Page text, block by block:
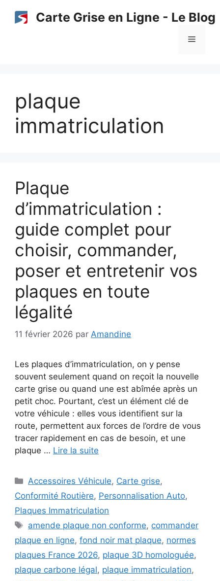
Carte Grise en Ligne - Le Blog
Menu
plaque
immatriculation
Plaque
d’immatriculation :
guide complet pour
choisir, commander,
poser et entretenir vos
plaques en toute
légalité
11 février 2026 par Amandine
Les plaques d’immatriculation, on y pense
souvent seulement quand on reçoit la nouvelle
carte grise ou quand une est abîmée après un
petit choc. Pourtant, c’est un élément clé de
votre véhicule : elles vous identifient sur la
route, permettent aux forces de l’ordre de vous
tracer rapidement en cas de besoin, et une
plaque … Lire la suite
Catégories
Accessoires Véhicule, Carte grise,
Conformité Routière, Personnalisation Auto,
Plaques Immatriculation
Étiquettes
amende plaque non conforme, commander
plaque en ligne, fond noir mat plaque, normes
plaques France 2026, plaque 3D homologuée,
plaque carbone légal, plaque immatriculation,